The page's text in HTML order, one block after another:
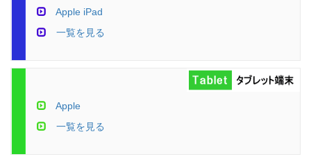
Apple iPad
一覧を見る
Apple
一覧を見る